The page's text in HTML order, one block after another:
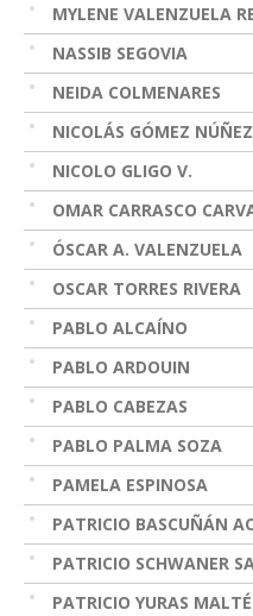
MYLENE VALENZUELA
NASSIB SEGOVIA
NEIDA COLMENARES
NICOLÁS GÓMEZ NÚÑEZ
NICOLO GLIGO V.
OMAR CARRASCO
ÓSCAR A. VALENZUELA
OSCAR TORRES RIVERA
PABLO ALCAÍNO
PABLO ARDOUIN
PABLO CABEZAS
PABLO PALMA SOZA
PAMELA ESPINOSA
PATRICIO BASCUÑÁN
PATRICIO SCHWANER
PATRICIO YURAS